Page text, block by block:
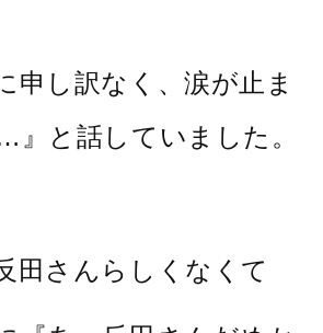
申し訳なく、涙が止ま
』と話していました。
田さんらしくなくて